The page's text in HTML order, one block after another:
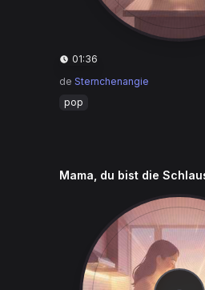
01:36
de Sternchenangie
pop